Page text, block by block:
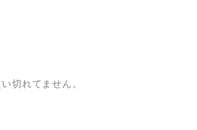
切れてません。